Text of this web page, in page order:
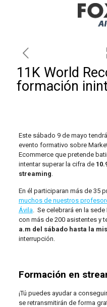
11K World
formación
Este sábado 9 de mayo
evento formativo sobre
Ecommerce que pretende
intentar superar la cifra de
streaming.
En él participaran más de 35
muchos de nuestros
Ávila. Se celebrará en la
con más de 200 asistentes y
a.m del sábado hasta la
interrupción.
Formación en
¡Tú puedes ayudar a
se retransmitirán de forma